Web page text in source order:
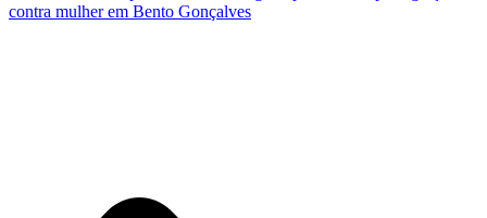
contra mulher em Bento Gonçalves